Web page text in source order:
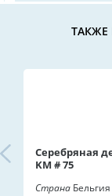
ТАКЖЕ
Серебряная
KM # 75
Страна Бельгия